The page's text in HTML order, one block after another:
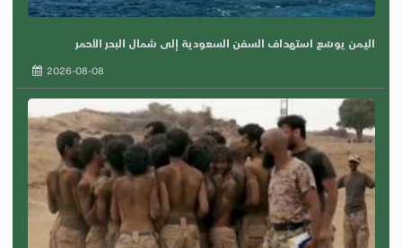
اليمن يوسّع استهداف السفن السعودية إلى شمال البحر الأحمر
2026-08-08